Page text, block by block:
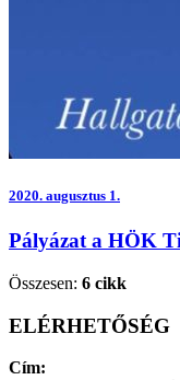
2020. augusztus 1.
Pályázat a HÖK
Összesen: 6 cikk
ELÉRHETŐSÉG
Cím: